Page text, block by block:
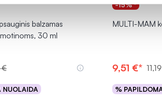
balzamas
30 ml
€
NUOLAIDA
-15% *
MULTI-MAM
9,51 €*
%